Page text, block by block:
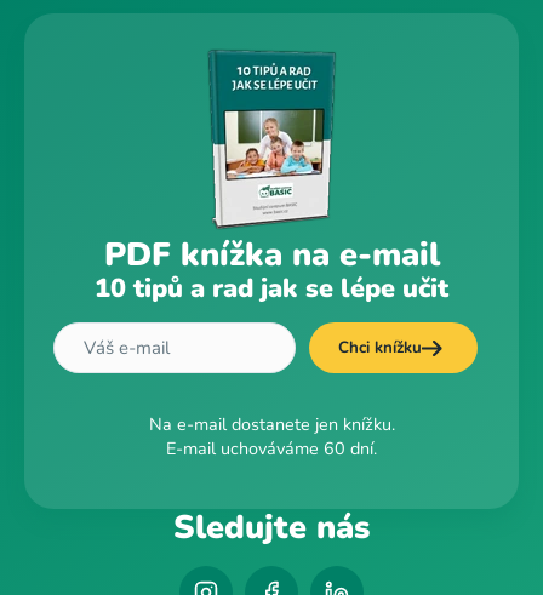
PDF knížka na e-mail
10 tipů a rad jak se lépe učit
Chci knížku
Na e-mail dostanete jen knížku.
E-mail uchováváme 60 dní.
Sledujte nás